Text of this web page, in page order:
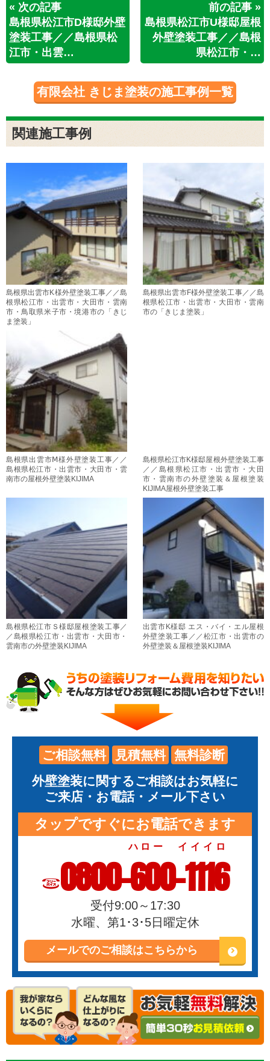
« 次の記事
島根県松江市D様邸外壁
塗装工事／／島根県松
江市・出雲…
前の記事 »
島根県松江市U様邸屋根
外壁塗装工事／／島根
県松江市・…
有限会社 きじま塗装の施工事例一覧
関連施工事例
島根県出雲市K様外壁塗装工事／／島
根県松江市・出雲市・大田市・雲南
市・鳥取県米子市・境港市の「きじ
ま塗装」
島根県出雲市F様外壁塗装工事／／島
根県松江市・出雲市・大田市・雲南
市の「きじま塗装」
島根県出雲市Ⅿ様外壁塗装工事／／
島根県松江市・出雲市・大田市・雲
南市の屋根外壁塗装KIJIMA
島根県松江市K様邸屋根外壁塗装工事
／／島根県松江市・出雲市・大田
市・雲南市の外壁塗装＆屋根塗装
KIJIMA屋根外壁塗装工事
島根県松江市Ｓ様邸屋根塗装工事／
／島根県松江市・出雲市・大田市・
雲南市の外壁塗装KIJIMA
出雲市K様邸 エス・バイ・エル屋根
外壁塗装工事／／松江市・出雲市の
外壁塗装＆屋根塗装KIJIMA
ご相談無料 見積無料
無料診断
外壁塗装に関するご相談はお気軽に
ご来店・お電話・メール下さい
タップですぐにお電話できます
0800-600-1116
ハロー イイイロ
受付9:00～17:30
水曜、第1･3･5日曜定休
メールでのご相談はこちらから